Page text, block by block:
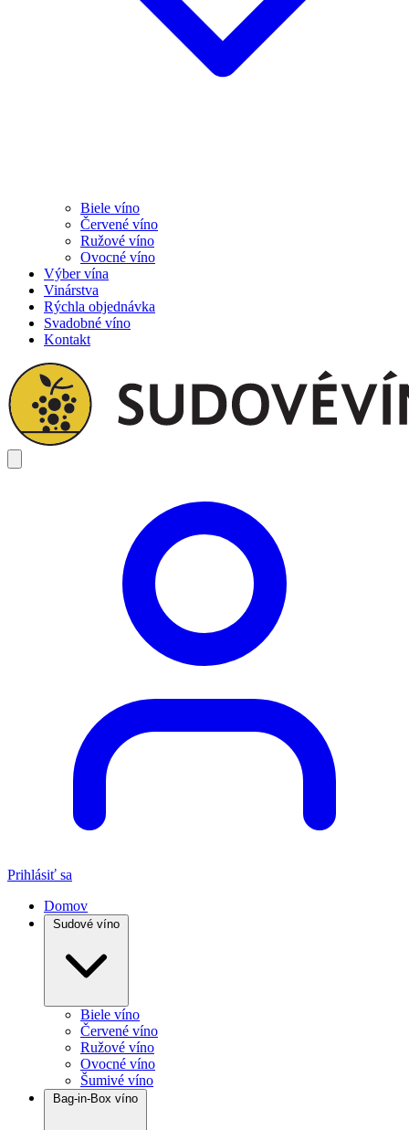
Biele víno
Červené víno
Ružové víno
Ovocné víno
Výber vína
Vinárstva
Rýchla objednávka
Svadobné víno
Kontakt
Prihlásiť sa
Domov
Sudové víno
Biele víno
Červené víno
Ružové víno
Ovocné víno
Šumivé víno
Bag-in-Box víno